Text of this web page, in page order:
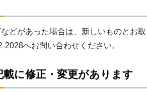
どがあった場合は、新しいものとお取
へお問い合わせください。
に修正・変更があります